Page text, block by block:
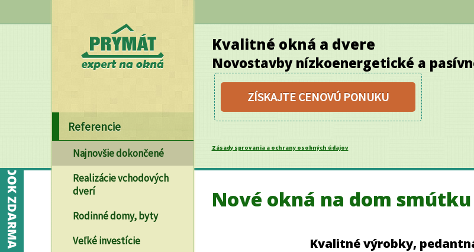
Referencie
Najnovšie dokončené
Realizácie vchodových
dverí
Rodinné domy, byty
Veľké investície
Kvalitné okná a dvere
Novostavby nízkoenergetické a
ZÍSKAJTE CENOVÚ PONUKU
Zásady sprovania a ochrany osobných údajov
Nové okná na dom smútku
Kvalitné výrobky,